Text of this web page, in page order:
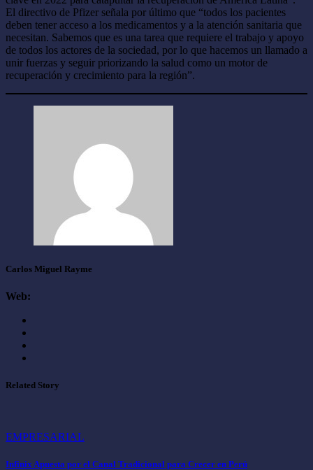
El directivo de Pfizer señala por último que “todos los pacientes
deben tener acceso a los medicamentos y a la atención sanitaria que
necesitan. Sabemos que es una tarea que requiere el trabajo y apoyo
de todos los actores de la sociedad, por lo que hacemos un llamado a
unir fuerzas y seguir priorizando la salud como un motor de
recuperación y crecimiento para la región”.
Carlos Miguel Rayme
Web:
Related Story
EMPRESARIAL
Infinix Apuesta por el Canal Tradicional para Crecer en Perú